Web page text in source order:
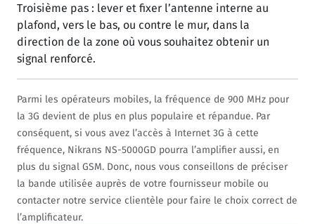
Troisième pas : lever et fixer l’antenne interne au
plafond, vers le bas, ou contre le mur, dans la
direction de la zone où vous souhaitez obtenir un
signal renforcé.
Parmi les opérateurs mobiles, la fréquence de 900 MHz pour
la 3G devient de plus en plus populaire et répandue. Par
conséquent, si vous avez l’accès à Internet 3G à cette
fréquence, Nikrans NS-5000GD pourra l’amplifier aussi, en
plus du signal GSM. Donc, nous vous conseillons de préciser
la bande utilisée auprès de votre fournisseur mobile ou
contacter notre service clientèle pour faire le choix correct de
l’amplificateur.